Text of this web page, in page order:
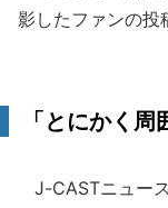
影したファンの投
「とにかく周
J-CASTニュー